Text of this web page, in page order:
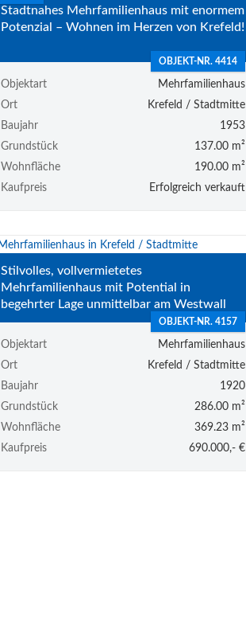
Stadtnahes Mehrfamilienhaus mit enormem
Potenzial – Wohnen im Herzen von Krefeld!
OBJEKT-NR. 4414
Objektart
Mehrfamilienhaus
Ort
Krefeld / Stadtmitte
Baujahr
1953
Grundstück
137.00 m²
Wohnfläche
190.00 m²
Kaufpreis
Erfolgreich verkauft
Stilvolles, vollvermietetes
Mehrfamilienhaus mit Potential in
begehrter Lage unmittelbar am Westwall
OBJEKT-NR. 4157
Objektart
Mehrfamilienhaus
Ort
Krefeld / Stadtmitte
Baujahr
1920
Grundstück
286.00 m²
Wohnfläche
369.23 m²
Kaufpreis
690.000,- €